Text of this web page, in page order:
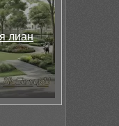
лиан